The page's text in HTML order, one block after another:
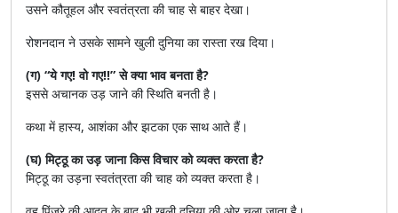
उसने कौतूहल और स्वतंत्रता की चाह से बाहर देखा।
रोशनदान ने उसके सामने खुली दुनिया का रास्ता रख दिया।
(ग) “ये गए! वो गए!!” से क्या भाव बनता है?
इससे अचानक उड़ जाने की स्थिति बनती है।
कथा में हास्य, आशंका और झटका एक साथ आते हैं।
(घ) मिट्ठू का उड़ जाना किस विचार को व्यक्त करता है?
मिट्ठू का उड़ना स्वतंत्रता की चाह को व्यक्त करता है।